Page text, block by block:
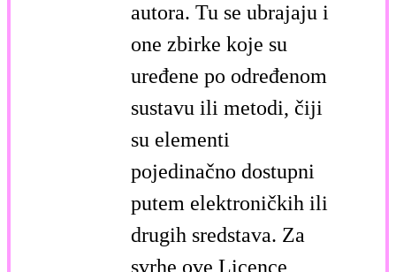
autora. Tu se ubrajaju i
one zbirke koje su
uređene po određenom
sustavu ili metodi, čiji
su elementi
pojedinačno dostupni
putem elektroničkih ili
drugih sredstava. Za
svrhe ove Licence